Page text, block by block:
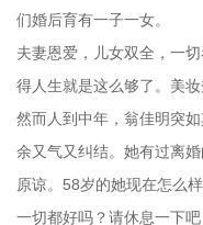
们婚后育有一子一女。
夫妻恩爱，儿女双全，一
得人生就是这么够了。美
然而人到中年，翁佳明突
余又气又纠结。她有过离
原谅。58岁的她现在怎么
一切都好吗？请休息一下